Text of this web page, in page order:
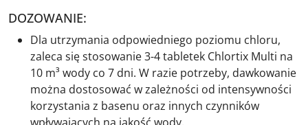
DOZOWANIE:
Dla utrzymania odpowiedniego poziomu chloru,
zaleca się stosowanie 3-4 tabletek Chlortix Multi na
10 m³ wody co 7 dni. W razie potrzeby, dawkowanie
można dostosować w zależności od intensywności
korzystania z basenu oraz innych czynników